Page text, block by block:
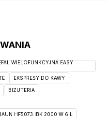
WIELOFUNKCYJNA EASY
EKSPRESY DO KAWY
BIZUTERIA
HF5073.IBK 2000 W 6 L